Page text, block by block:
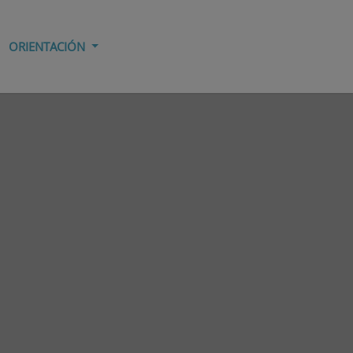
ORIENTACIÓN